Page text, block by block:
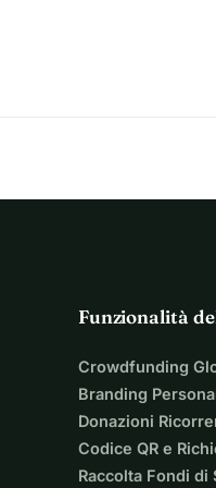
di apprendimento
Funzionalità
Crowdfunding
Branding
Donazioni
Codice QR e
Raccolta Fondi di